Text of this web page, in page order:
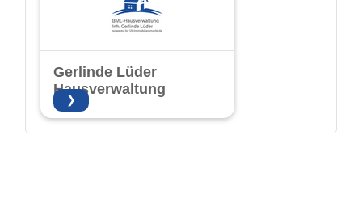
Gerlinde Lüder
Hausverwaltung
❯